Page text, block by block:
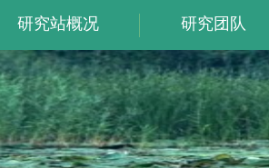
研究站概况 研究团队